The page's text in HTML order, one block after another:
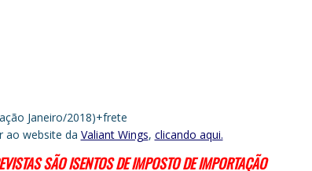
Janeiro/2018)+frete
ao website da Valiant Wings, clicando aqui.
SÃO ISENTOS DE IMPOSTO DE IMPORTAÇÃO